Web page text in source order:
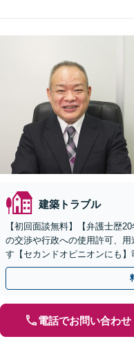
建築トラブル
【初回面談無料】【弁護士歴
の交渉や行政への使用許可、
す【セカンドオピニオンにも
農地や山林などもお任せくだ
電話でお問い合わせ